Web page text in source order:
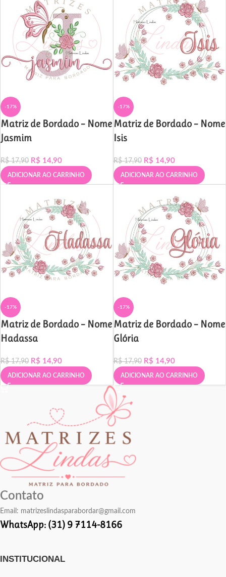
-17%
Matriz de Bordado – Nome
Jasmim
R$17,90 R$ 14,90
ADICIONAR AO CARRINHO
-17%
Matriz de Bordado – Nome
Isis
R$17,90 R$ 14,90
ADICIONAR AO CARRINHO
-17%
Matriz de Bordado – Nome
Hadassa
R$17,90 R$ 14,90
ADICIONAR AO CARRINHO
-17%
Matriz de Bordado – Nome
Glória
R$17,90 R$ 14,90
ADICIONAR AO CARRINHO
Contato
Email: matrizeslindasparabordar@gmail.com
WhatsApp: (31) 9 7114-8166
INSTITUCIONAL